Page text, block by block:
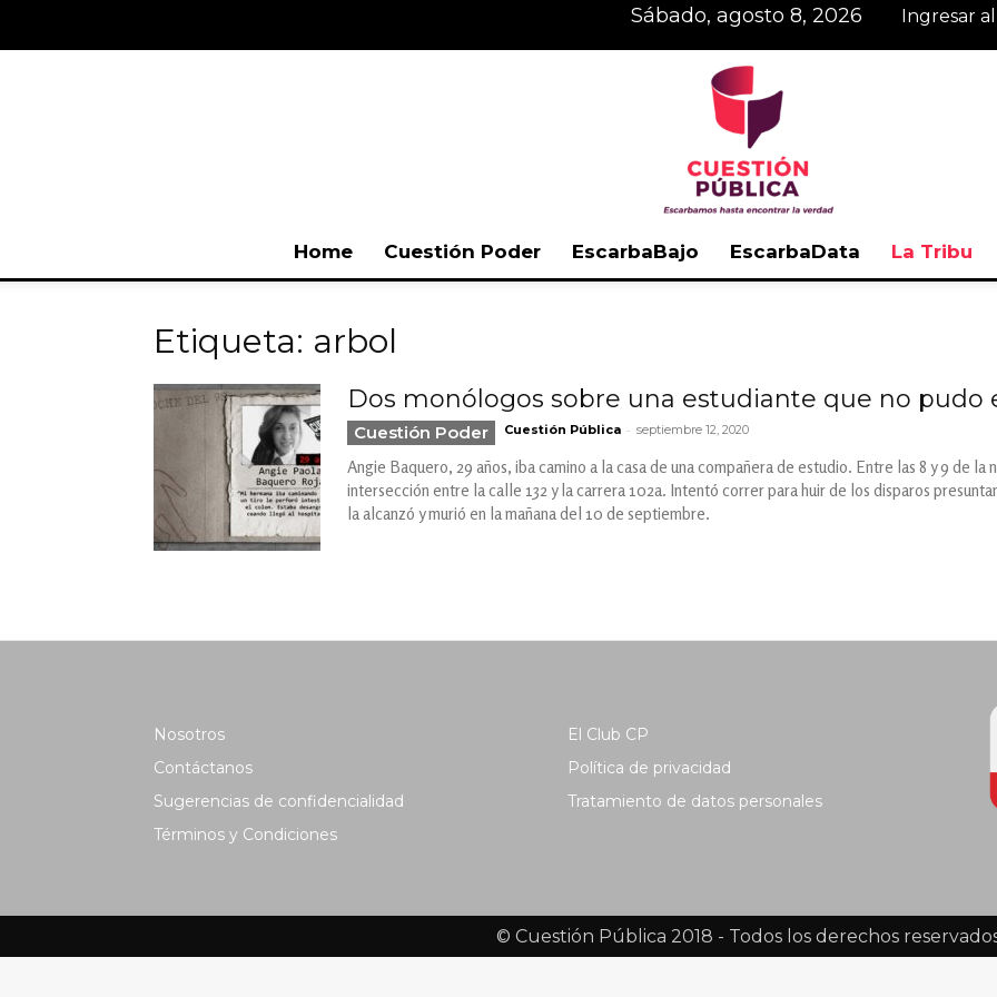
sábado, agosto 8, 2026 Ingresar
Home Cuestión Poder EscarbaBajo EscarbaData La Tribu
Etiqueta: arbol
Dos monólogos sobre una estudiante que no pudo
Cuestión Poder Cuestión Pública - septiembre 12, 2020
Angie Baquero, 29 años, iba camino a la casa de una compañera de estudio. Entre las 8 y 9 de
intersección entre la calle 132 y la carrera 102a. Intentó correr para huir de los disparos
la alcanzó y murió en la mañana del 10 de septiembre.
Nosotros
Contáctanos
Sugerencias de confidencialidad
Términos y Condiciones
El Club CP
Política de privacidad
Tratamiento de datos personales
© Cuestión Pública 2018 - Todos los derechos